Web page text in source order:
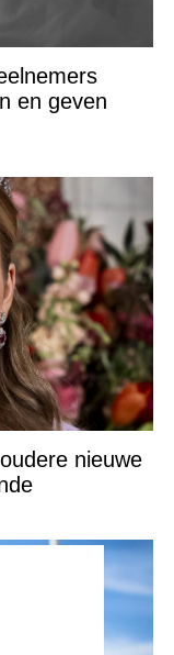
en geven
nieuwe